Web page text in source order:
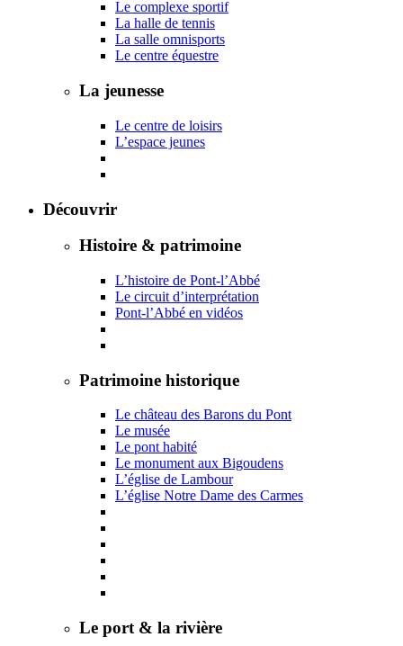
Le complexe sportif
La halle de tennis
La salle omnisports
Le centre équestre
La jeunesse
Le centre de loisirs
L’espace jeunes
Découvrir
Histoire & patrimoine
L’histoire de Pont-l’Abbé
Le circuit d’interprétation
Pont-l’Abbé en vidéos
Patrimoine historique
Le château des Barons du Pont
Le musée
Le pont habité
Le monument aux Bigoudens
L’église de Lambour
L’église Notre Dame des Carmes
Le port & la rivière